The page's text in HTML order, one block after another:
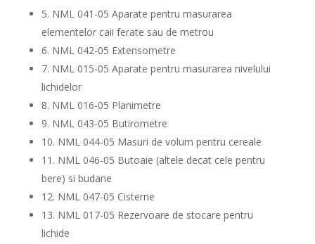
5. NML 041-05 Aparate pentru masurarea
elementelor caii ferate sau de metrou
6. NML 042-05 Extensometre
7. NML 015-05 Aparate pentru masurarea nivelului
lichidelor
8. NML 016-05 Planimetre
9. NML 043-05 Butirometre
10. NML 044-05 Masuri de volum pentru cereale
11. NML 046-05 Butoaie (altele decat cele pentru
bere) si budane
12. NML 047-05 Cisterne
13. NML 017-05 Rezervoare de stocare pentru
lichide